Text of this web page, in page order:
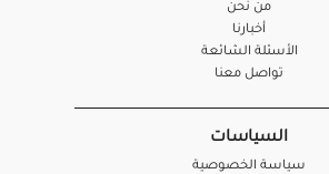
من نحن
أخبارنا
الأسئلة الشائعة
تواصل معنا
السياسات
سياسة الخصوصية